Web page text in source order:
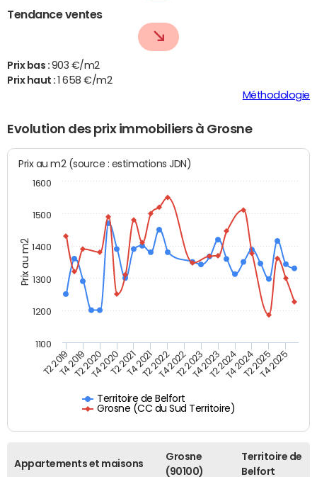
Tendance ventes
Prix bas : 903 €/m2
Prix haut :
1 658 €/m2
Méthodologie
Evolution des prix immobiliers à Grosne
Prix au m2
Prix au m2 (source : estimations JDN)
Territoire de Belfort
Grosne (CC du Sud Territoire)
T2 2019T4 2019T2 2020T4 2020T2 2021T4 2021T2 2022T4 2022T2 2023T4 2023T2 2024T4 2024T2 2025T4 2025
1100
1200
1300
1400
1500
1600
Appartements et maisons
Grosne
(90100)
Territoire de
Belfort